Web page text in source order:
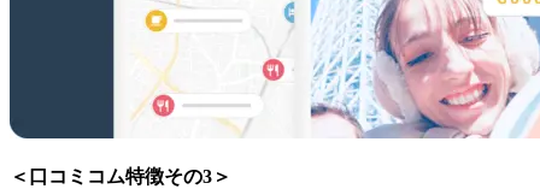
＜口コミコム特徴その3＞